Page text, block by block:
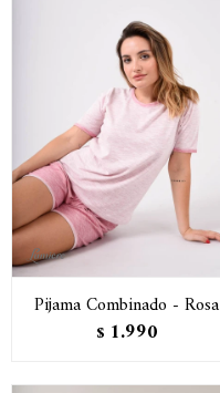
Pijama Combinado - Rosa
$ 1.990